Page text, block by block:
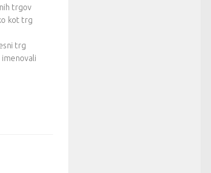
trgov
kot trg
trg